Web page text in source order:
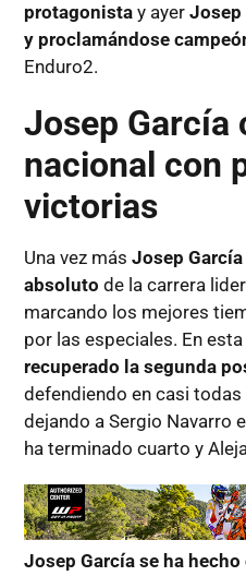
protagonistay ayer Josep
y proclamándose
Enduro2.
Josep García
nacional con
victorias
Una vez más Josep
absoluto de la carrera
marcando los mejores
por las especiales. En
recuperado la segunda
defendiendo en casi
dejando a Sergio Navarro
ha terminado cuarto y
Josep García se ha